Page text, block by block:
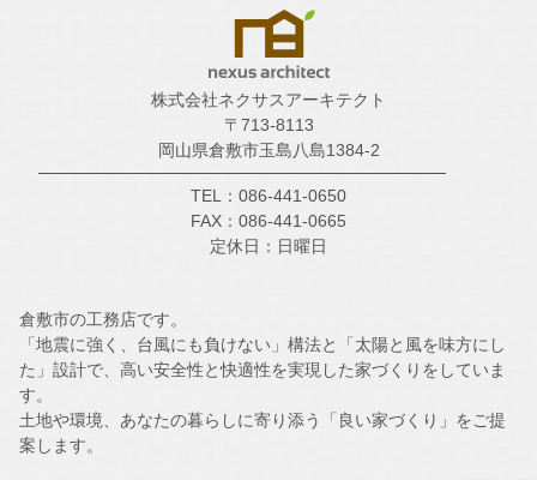
株式会社ネクサスアーキテクト
〒713-8113
岡山県倉敷市玉島八島1384-2
TEL：086-441-0650
FAX：086-441-0665
定休日：日曜日
倉敷市の工務店です。
「地震に強く、台風にも負けない」構法と「太陽と風を味方にし
た」設計で、高い安全性と快適性を実現した家づくりをしていま
す。
土地や環境、あなたの暮らしに寄り添う「良い家づくり」をご提
案します。